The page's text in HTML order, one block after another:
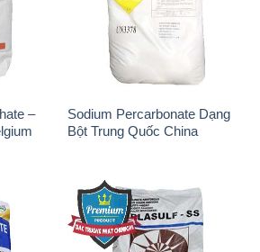
–
Sodium Percarbonate Dạng
Bột Trung Quốc China